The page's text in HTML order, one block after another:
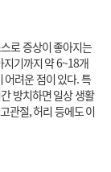
로 증상이 좋아지는
기까지 약 6~18개
어려운 점이 있다. 특
방치하면 일상 생활
관절, 허리 등에도 이